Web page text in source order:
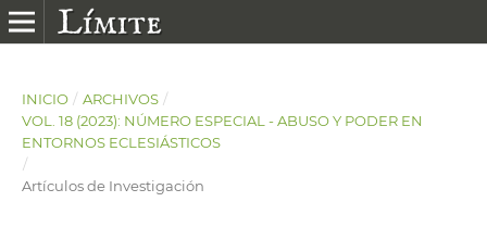
INICIO / ARCHIVOS /
VOL. 18 (2023): NÚMERO ESPECIAL - ABUSO Y PODER EN
ENTORNOS ECLESIÁSTICOS
/
Artículos de Investigación